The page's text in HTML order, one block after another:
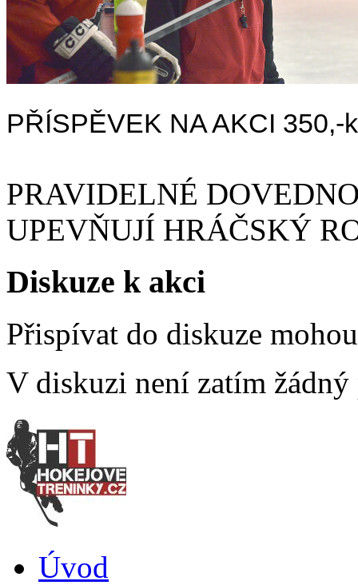
PŘÍSPĚVEK NA AKCI 350,-
PRAVIDELNÉ
UPEVŇUJÍ HRÁČSKÝ
Diskuze k akci
Přispívat do diskuze
V diskuzi není zatím žádný
Úvod